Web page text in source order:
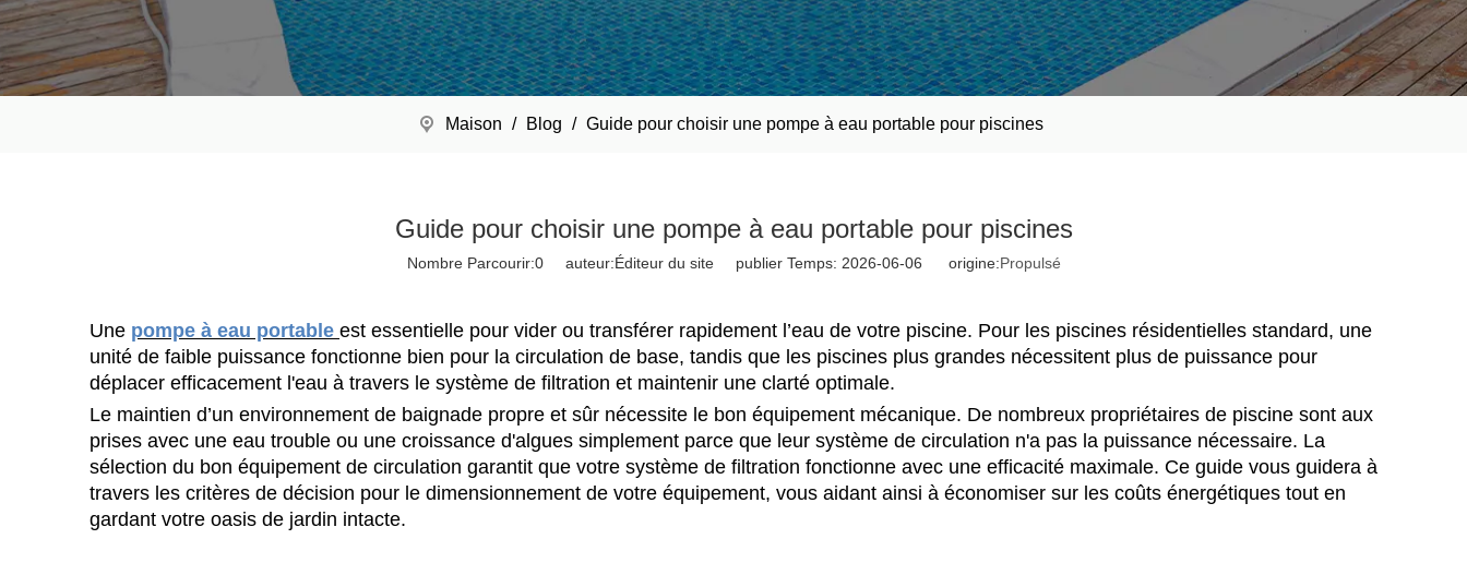
Maison / Blog / Guide pour choisir une pompe à eau portable pour piscines
Guide pour choisir une pompe à eau portable pour piscines
Nombre Parcourir:0auteur:Éditeur du site publier Temps: 2026-06-06 origine:Propulsé
Une pompe à eau portable est essentielle pour vider ou transférer rapidement l’eau de votre piscine. Pour les piscines résidentielles standard, une
unité de faible puissance fonctionne bien pour la circulation de base, tandis que les piscines plus grandes nécessitent plus de puissance pour
déplacer efficacement l'eau à travers le système de filtration et maintenir une clarté optimale.
Le maintien d’un environnement de baignade propre et sûr nécessite le bon équipement mécanique. De nombreux propriétaires de piscine sont aux
prises avec une eau trouble ou une croissance d'algues simplement parce que leur système de circulation n'a pas la puissance nécessaire. La
sélection du bon équipement de circulation garantit que votre système de filtration fonctionne avec une efficacité maximale. Ce guide vous guidera à
travers les critères de décision pour le dimensionnement de votre équipement, vous aidant ainsi à économiser sur les coûts énergétiques tout en
gardant votre oasis de jardin intacte.